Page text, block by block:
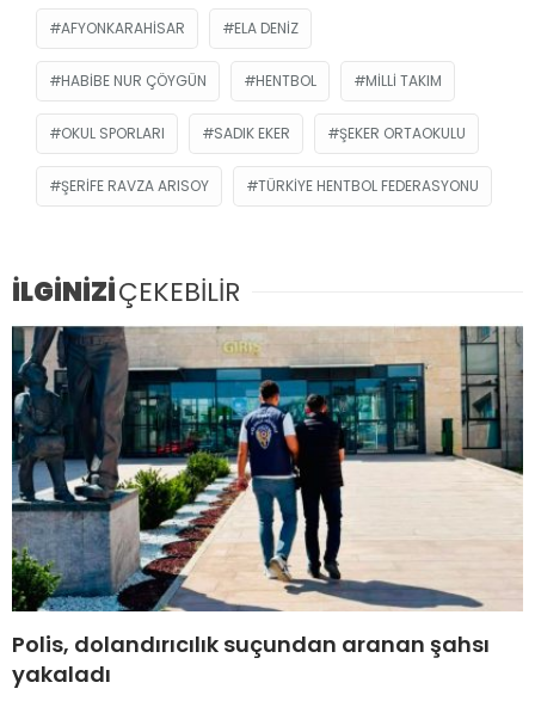
AFYONKARAHISAR ELA DENIZ
HABIBE NUR ÇÖYGÜN HENTBOL MILLI TAKIM
OKUL SPORLARI SADIK EKER ŞEKER ORTAOKULU
ŞERIFE RAVZA ARISOY TÜRKIYE HENTBOL FEDERASYONU
İLGİNİZİÇEKEBİLİR
Polis, dolandırıcılık suçundan aranan şahsı
yakaladı